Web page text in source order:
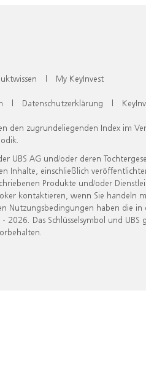
| My KeyInvest
| Datenschutzerklärung |
den zugrundeliegenden Index im
AG und/oder deren
Inhalte, einschließlich
Produkte und/oder
kontaktieren, wenn Sie handeln
Nutzungsbedingungen haben die in
Das Schlüsselsymbol und UBS